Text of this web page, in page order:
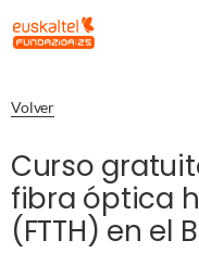
Volver
Curso
fibra óptica
(FTTH) en el